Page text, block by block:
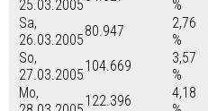
25.03.2005
%
Sa,
26.03.2005
80.947
2,76
%
So,
27.03.2005
104.669
3,57
%
Mo,
122.396
4,18